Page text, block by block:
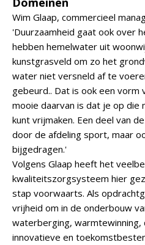
Wim Glaap, commercieel
'Duurzaamheid gaat ook over
hebben hemelwater uit
kunstgrasveld om zo het
water niet versneld af te
gebeurd.. Dat is ook een vorm
mooie daarvan is dat je op die
kunt vrijmaken. Een deel van
door de afdeling sport, maar
bijgedragen.'
Volgens Glaap heeft het
kwaliteitszorgsysteem hier
stap voorwaarts. Als
vrijheid om in de onderbouw
waterberging, warmtewinning,
innovatieve en